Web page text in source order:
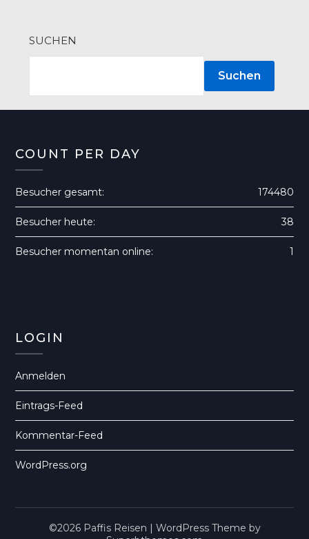
SUCHEN
Suchen
COUNT PER DAY
174480
Besucher gesamt:
38
Besucher heute:
1
Besucher momentan online:
LOGIN
Anmelden
Eintrags-Feed
Kommentar-Feed
WordPress.org
©2026 Paffis Reisen | WordPress Theme by